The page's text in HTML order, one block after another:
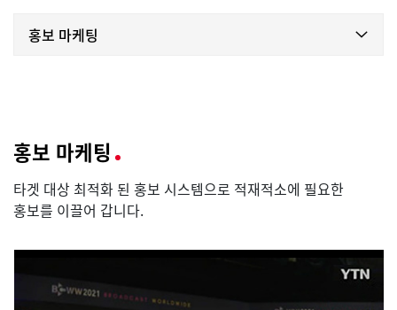
홍보 마케팅
홍보 마케팅
타겟 대상 최적화 된 홍보 시스템으로 적재적소에 필요한
홍보를 이끌어 갑니다.